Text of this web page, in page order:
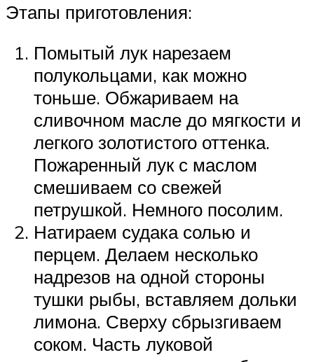
Этапы приготовления:
Помытый лук нарезаем
полукольцами, как можно
тоньше. Обжариваем на
сливочном масле до мягкости и
легкого золотистого оттенка.
Пожаренный лук с маслом
смешиваем со свежей
петрушкой. Немного посолим.
Натираем судака солью и
перцем. Делаем несколько
надрезов на одной стороны
тушки рыбы, вставляем дольки
лимона. Сверху сбрызгиваем
соком. Часть луковой